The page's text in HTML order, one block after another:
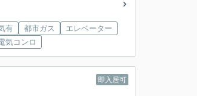
有 都市ガス
エレベーター
気コンロ
即入居可